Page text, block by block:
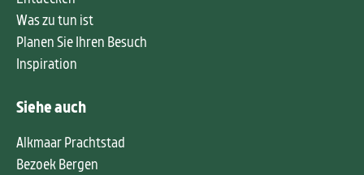
Was zu tun ist
Planen Sie Ihren Besuch
Inspiration
Siehe auch
Alkmaar Prachtstad
Bezoek Bergen